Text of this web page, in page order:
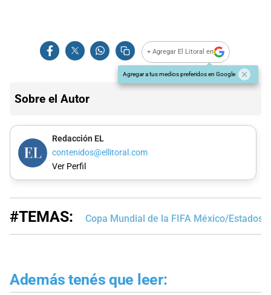
+ Agregar El Litoral en
Agregar a tus medios preferidos en Google
Sobre el Autor
Redacción EL
contenidos@ellitoral.com
Ver Perfil
#TEMAS: Copa Mundial de la FIFA México/Estados
Además tenés que leer: